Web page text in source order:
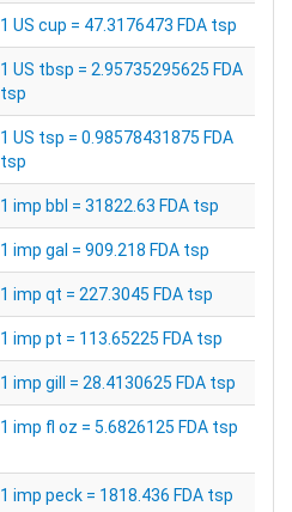
1 US cup = 47.3176473 FDA tsp
1 US tbsp = 2.95735295625 FDA
tsp
1 US tsp = 0.98578431875 FDA
tsp
1 imp bbl = 31822.63 FDA tsp
1 imp gal = 909.218 FDA tsp
1 imp qt = 227.3045 FDA tsp
1 imp pt = 113.65225 FDA tsp
1 imp gill = 28.4130625 FDA tsp
1 imp fl oz = 5.6826125 FDA tsp
1 imp peck = 1818.436 FDA tsp